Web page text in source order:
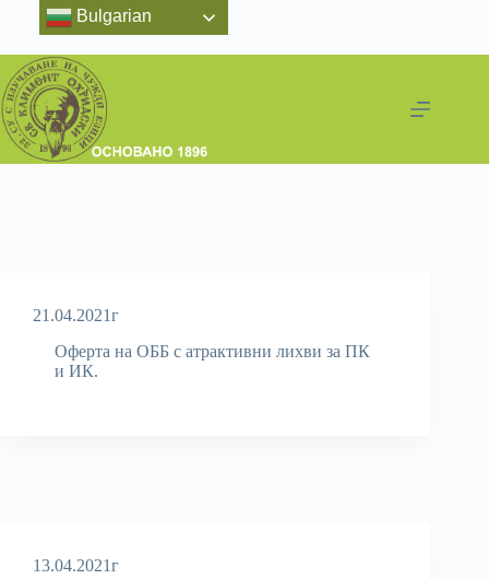
21.04.2021г
Оферта на ОББ с атрактивни лихви за ПК
и ИК.
13.04.2021г
Bulgarian